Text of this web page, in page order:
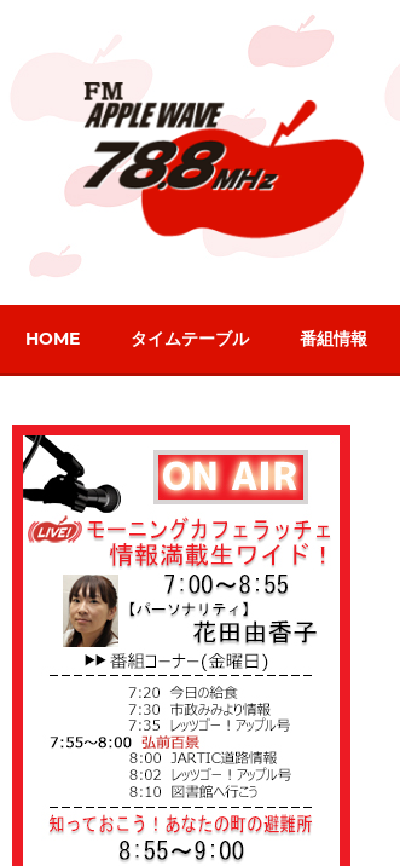
HOME タイムテーブル 番組情報